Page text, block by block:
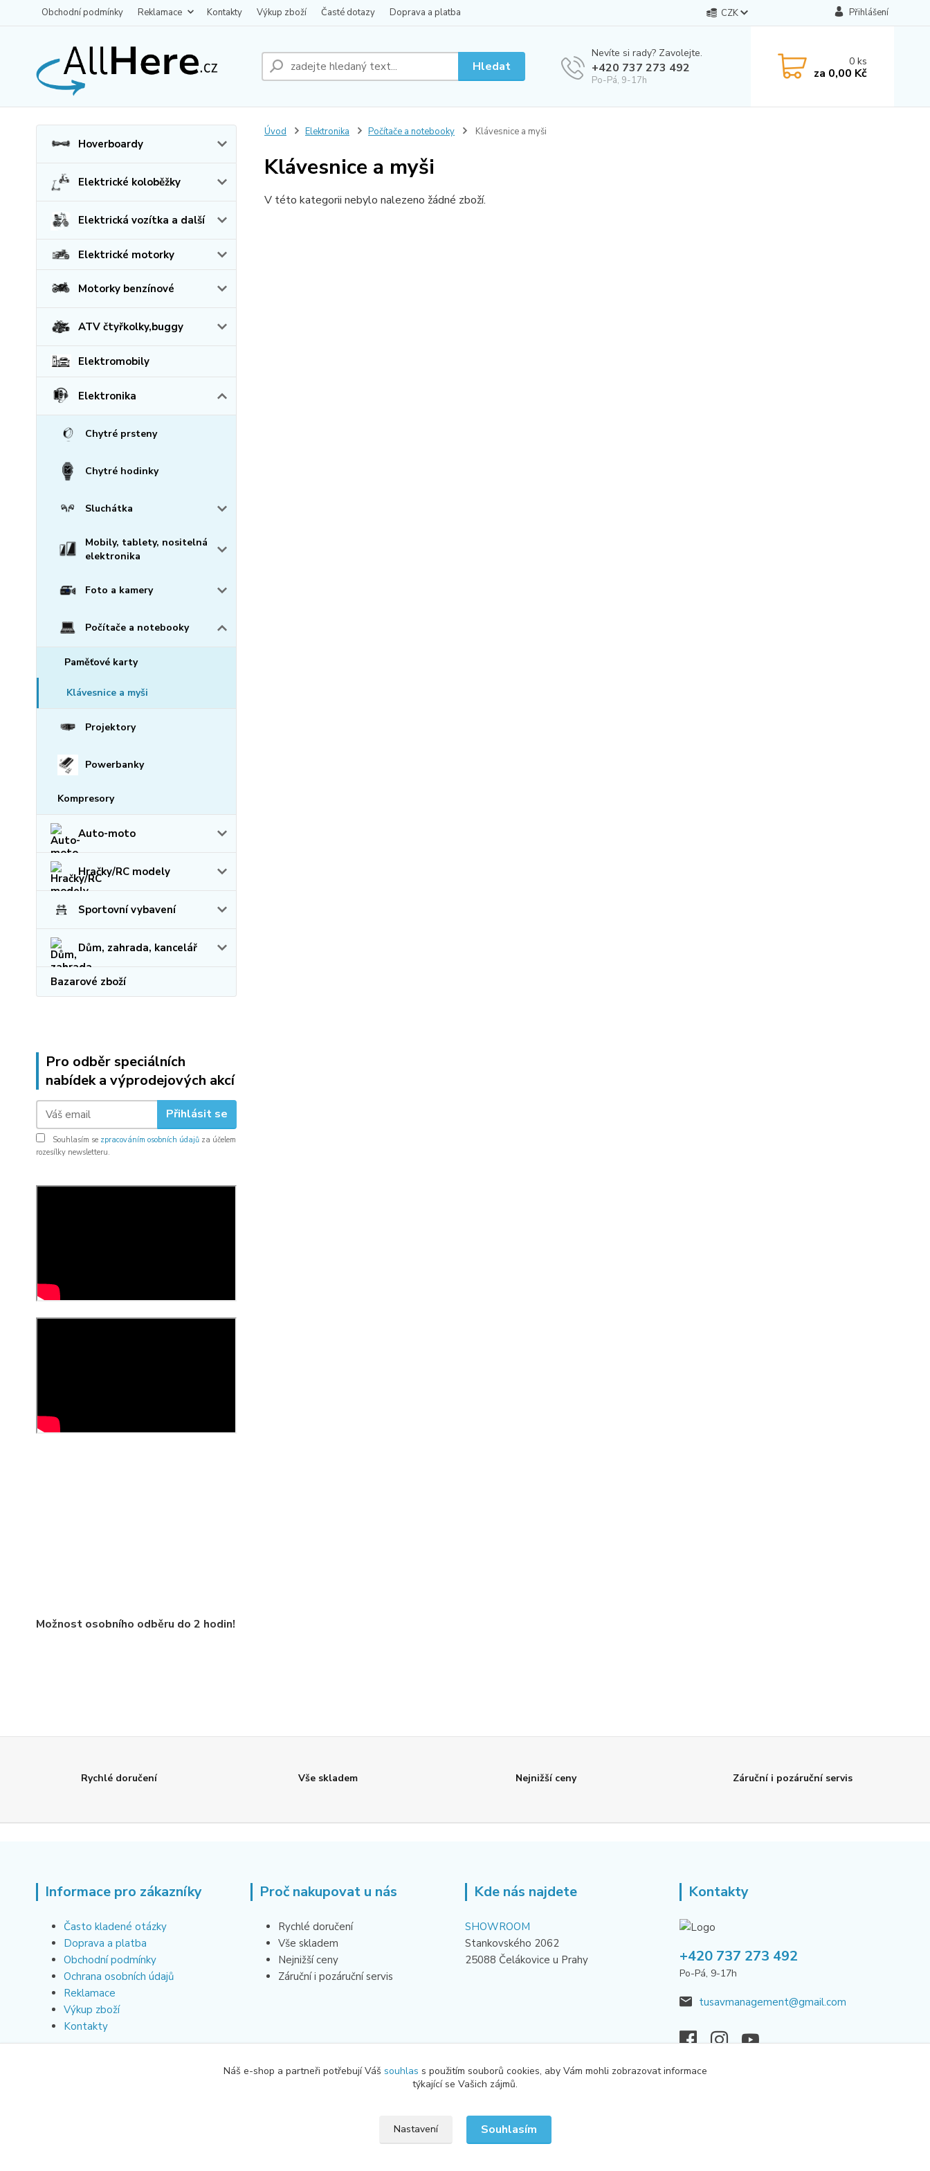
Obchodní podmínky Reklamace Kontakty Výkup zboží Časté dotazy Doprava a platba CZK Přihlášení
Hledat
Nevíte si rady? Zavolejte.
+420 737 273 492
Po-Pá, 9-17h
0ks
za 0,00 Kč
Hoverboardy
Elektrické koloběžky
Elektrická vozítka a další
Elektrické motorky
Motorky benzínové
ATV čtyřkolky,buggy
Elektromobily
Elektronika
Chytré prsteny
Chytré hodinky
Sluchátka
Mobily, tablety, nositelná
elektronika
Foto a kamery
Počítače a notebooky
Paměťové karty
Klávesnice a myši
Projektory
Powerbanky
Kompresory
Auto-moto
Hračky/RC modely
Sportovní vybavení
Dům, zahrada, kancelář
Bazarové zboží
Pro odběr speciálních
nabídek a výprodejových akcí
Přihlásit se
Souhlasím se zpracováním osobních údajů za účelem
rozesílky newsletteru.
Možnost osobního odběru do 2 hodin!
Úvod Elektronika Počítače a notebooky Klávesnice a myši
Klávesnice a myši
V této kategorii nebylo nalezeno žádné zboží.
Rychlé doručení Vše skladem Nejnižší ceny Záruční i pozáruční servis
Informace pro zákazníky
Často kladené otázky
Doprava a platba
Obchodní podmínky
Ochrana osobních údajů
Reklamace
Výkup zboží
Kontakty
Proč nakupovat u nás
Rychlé doručení
Vše skladem
Nejnižší ceny
Záruční i pozáruční servis
Kde nás najdete
SHOWROOM
Stankovského 2062
25088 Čelákovice u Prahy
Kontakty
+420 737 273 492
Po-Pá, 9-17h
tusavmanagement@gmail.com
Náš e-shop a partneři potřebují Váš souhlas s použitím souborů cookies, aby Vám mohli zobrazovat informace
týkající se Vašich zájmů.
Nastavení Souhlasím